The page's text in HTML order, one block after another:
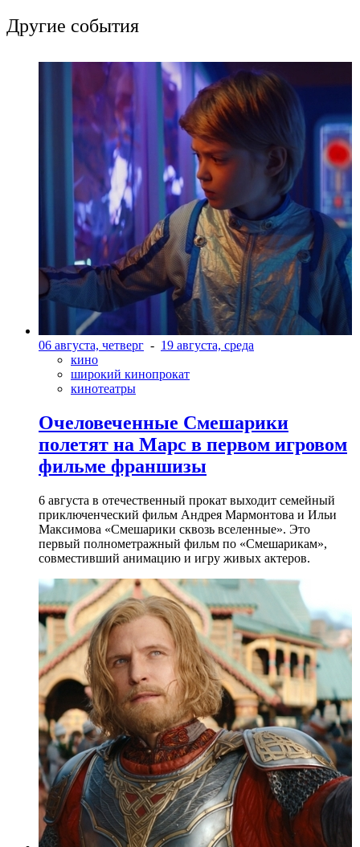
Другие события
06 августа, четверг - 19 августа, среда
кино
широкий кинопрокат
кинотеатры
Очеловеченные Смешарики
полетят на Марс в первом игровом
фильме франшизы
6 августа в отечественный прокат выходит семейный
приключенческий фильм Андрея Мармонтова и Ильи
Максимова «Смешарики сквозь вселенные». Это
первый полнометражный фильм по «Смешарикам»,
совместивший анимацию и игру живых актеров.